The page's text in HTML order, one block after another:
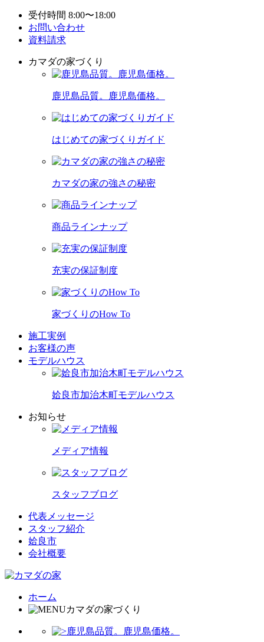
受付時間 8:00〜18:00
お問い合わせ
資料請求
カマダの家づくり
鹿児島品質。鹿児島価格。
はじめての家づくりガイド
カマダの家の強さの秘密
商品ラインナップ
充実の保証制度
家づくりのHow To
施工実例
お客様の声
モデルハウス
姶良市加治木町モデルハウス
お知らせ
メディア情報
スタッフブログ
代表メッセージ
スタッフ紹介
姶良市
会社概要
ホーム
カマダの家づくり
鹿児島品質。鹿児島価格。